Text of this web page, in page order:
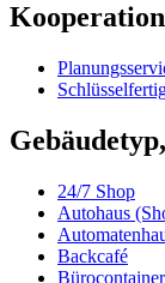
24/7 Shop
Autohaus
Backcafé
Bürocontainer